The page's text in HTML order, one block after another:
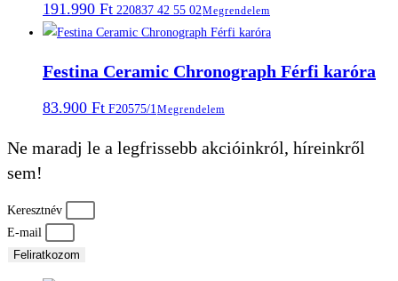
191.990 Ft 220837 42 55 02Megrendelem
Festina Ceramic Chronograph Férfi karóra
83.900 Ft F20575/1Megrendelem
Ne maradj le a legfrissebb akcióinkról, híreinkről
sem!
Keresztnév
E-mail
Feliratkozom